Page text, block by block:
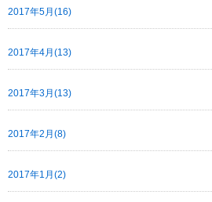
2017年5月(16)
2017年4月(13)
2017年3月(13)
2017年2月(8)
2017年1月(2)